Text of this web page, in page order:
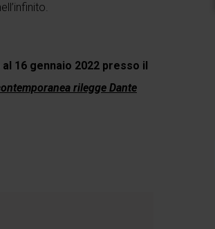
16 gennaio 2022 presso il
rilegge Dante